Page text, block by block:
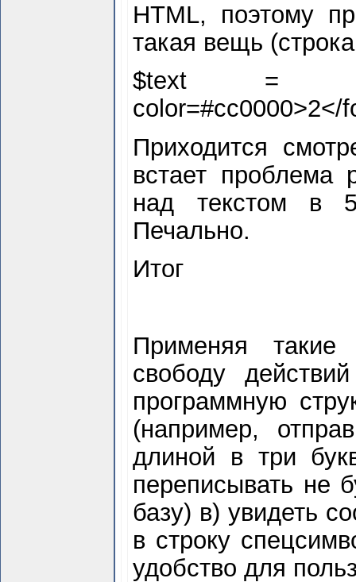
HTML, поэтому
такая вещь
$text =
color=#cc0000>2</
Приходится
встает проблема
над текстом в
Печально.
Итог
Применяя такие
свободу
программную
(например,
длиной в три
переписывать не
базу) в) увидеть
в строку
удобство для